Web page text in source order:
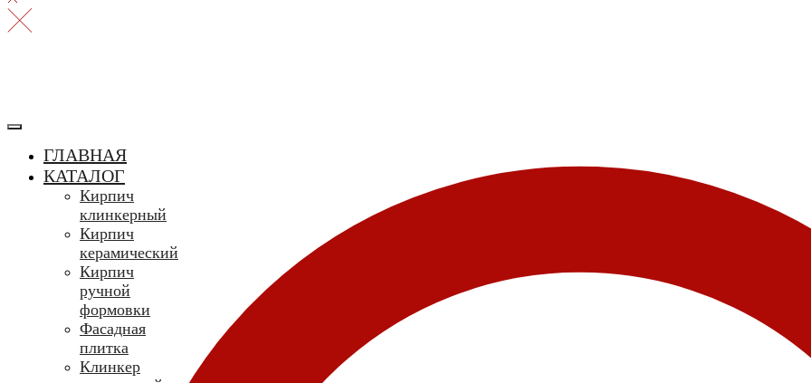
ГЛАВНАЯ
КАТАЛОГ
Кирпич
клинкерный
Кирпич
керамический
Кирпич
ручной
формовки
Фасадная
плитка
Клинкер